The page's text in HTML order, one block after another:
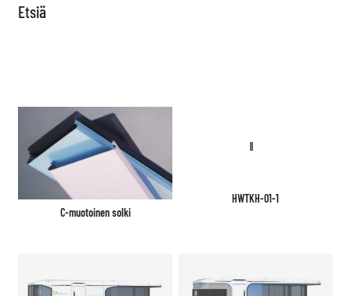
Etsiä
C-muotoinen solki
HWTKH-01-1